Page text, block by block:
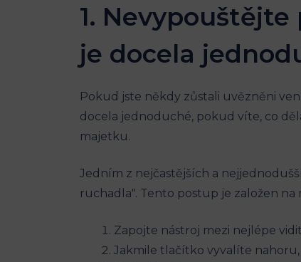
1.
je docela
Pokud jste někdy zůstali uvězněni
docela jednoduché, pokud víte, co
majetku.
Jedním z nejčastějších a
ruchadla". Tento postup je založen
Zapojte nástroj mezi nejlépe
Jakmile tlačítko vyvalíte